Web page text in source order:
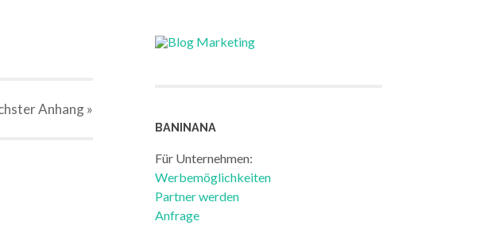
Anhang»
BANINANA
Für Unternehmen:
Werbemöglichkeiten
Partner werden
Anfrage